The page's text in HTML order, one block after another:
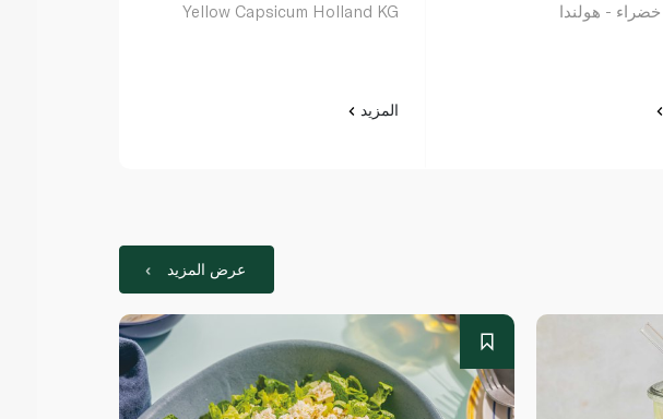
خضراء - هولندا Yellow Capsicum Holland KG
المزيد
عرض المزيد